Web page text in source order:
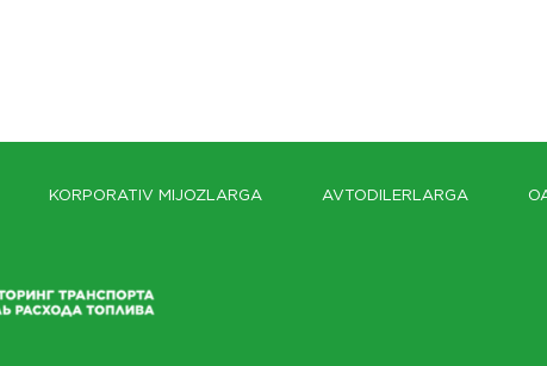
KORPORATIV MIJOZLARGA AVTODILERLARGA